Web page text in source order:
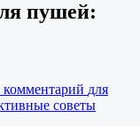
пушей:
комментарий для
советы